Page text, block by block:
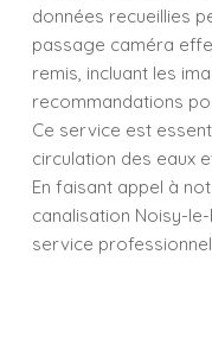
données recueillies
passage caméra
remis, incluant les
recommandations
Ce service est
circulation des eaux
En faisant appel à
canalisation Noisy-
service